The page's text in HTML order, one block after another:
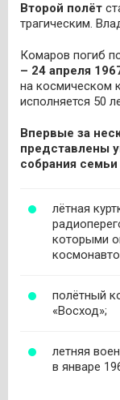
Второй полёт
трагическим.
Комаров погиб
– 24 апреля
на космическом
исполняется 50
Впервые за
представлены
собрания
лётная
которыми
полётный
«Восход»;
летняя
в январе